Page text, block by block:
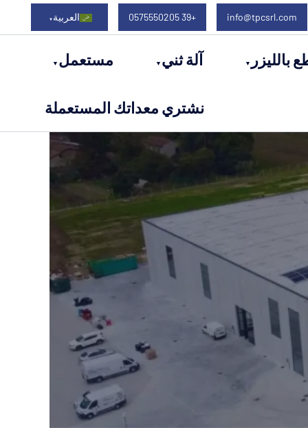
info@tpcsrl.com
+39 0575550205 العربية
بالليزر آلة ثني مستعمل
نشتري معداتك المستعملة